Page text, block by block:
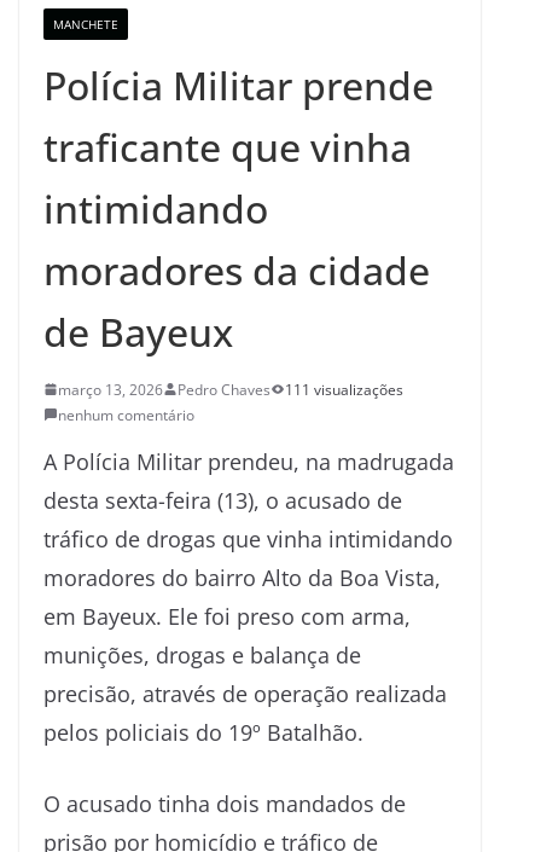
MANCHETE
Polícia Militar prende
traficante que vinha
intimidando
moradores da cidade
de Bayeux
março 13, 2026 Pedro Chaves
111 visualizações
nenhum comentário
A Polícia Militar prendeu, na madrugada
desta sexta-feira (13), o acusado de
tráfico de drogas que vinha intimidando
moradores do bairro Alto da Boa Vista,
em Bayeux. Ele foi preso com arma,
munições, drogas e balança de
precisão, através de operação realizada
pelos policiais do 19º Batalhão.
O acusado tinha dois mandados de
prisão por homicídio e tráfico de